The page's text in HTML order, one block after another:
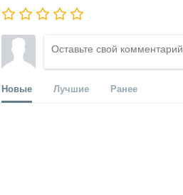
Новые Лучшие Ранее